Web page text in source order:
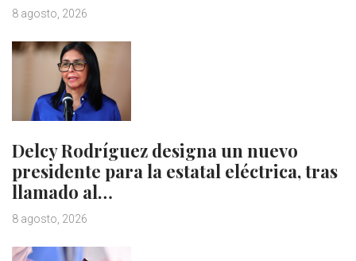
8 agosto, 2026
Delcy Rodríguez designa un nuevo
presidente para la estatal eléctrica, tras
llamado al…
8 agosto, 2026